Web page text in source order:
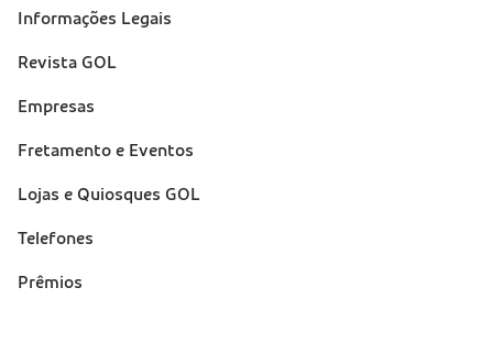
Informações Legais
Revista GOL
Empresas
Fretamento e Eventos
Lojas e Quiosques GOL
Telefones
Prêmios